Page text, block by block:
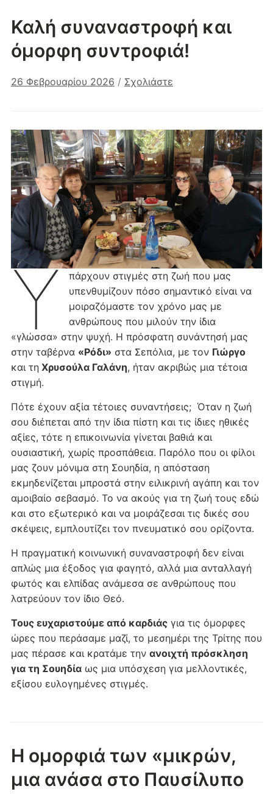
Καλή συναναστροφή και
όμορφη συντροφιά!
26 Φεβρουαρίου 2026 / Σχολιάστε
Υ
πάρχουν στιγμές στη ζωή που μας
υπενθυμίζουν πόσο σημαντικό είναι να
μοιραζόμαστε τον χρόνο μας με
ανθρώπους που μιλούν την ίδια
«γλώσσα» στην ψυχή. Η πρόσφατη συνάντησή μας
στην ταβέρνα «Ρόδι» στα Σεπόλια, με τον Γιώργο
και τηΧρυσούλα Γαλάνη, ήταν ακριβώς μια τέτοια
στιγμή.
Πότε έχουν αξία τέτοιες συναντήσεις; Όταν η ζωή
σου διέπεται από την ίδια πίστη και τις ίδιες ηθικές
αξίες, τότε η επικοινωνία γίνεται βαθιά και
ουσιαστική, χωρίς προσπάθεια. Παρόλο που οι φίλοι
μας ζουν μόνιμα στη Σουηδία, η απόσταση
εκμηδενίζεται μπροστά στην ειλικρινή αγάπη και τον
αμοιβαίο σεβασμό. Το να ακούς για τη ζωή τους εδώ
και στο εξωτερικό και να μοιράζεσαι τις δικές σου
σκέψεις, εμπλουτίζει τον πνευματικό σου ορίζοντα.
Η πραγματική κοινωνική συναναστροφή δεν είναι
απλώς μια έξοδος για φαγητό, αλλά μια ανταλλαγή
φωτός και ελπίδας ανάμεσα σε ανθρώπους που
λατρεύουν τον ίδιο Θεό.
Τους ευχαριστούμε από καρδιάςγια τις όμορφες
ώρες που περάσαμε μαζί, το μεσημέρι της Τρίτης που
μας πέρασε και κρατάμε την ανοιχτή πρόσκληση
για τη Σουηδίαως μια υπόσχεση για μελλοντικές,
εξίσου ευλογημένες στιγμές.
Η ομορφιά των «μικρών,
μια ανάσα στο Παυσίλυπο